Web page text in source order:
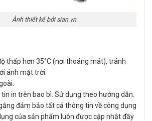
Ảnh thiết kế bởi sian.vn
thấp hơn 35°C (nơi thoáng mát), tránh
ánh mặt trời.
tin in trên bao bì. Sử dụng theo hướng dẫn.
đảm bảo tất cả thông tin về công dụng
của sản phẩm luôn được cập nhật đầy